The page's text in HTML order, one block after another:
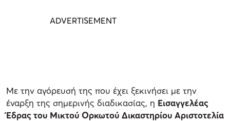
Με την αγόρευσή της που έχει ξεκινήσει με την
έναρξη της σημερινής διαδικασίας, η Εισαγγελέας
Έδρας του Μικτού Ορκωτού Δικαστηρίου Αριστοτελία